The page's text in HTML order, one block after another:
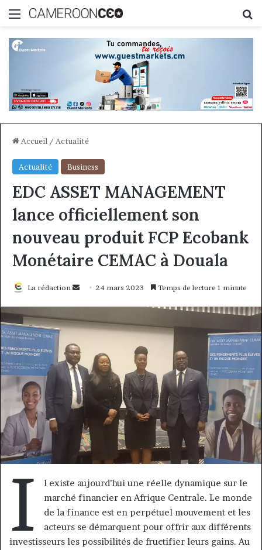
Menu
Accueil / Actualité
Actualité Business
EDC ASSET MANAGEMENT
lance officiellement son
nouveau produit FCP Ecobank
Monétaire CEMAC à Douala
La rédaction
Envoyer24 mars 2023 Temps de lecture 1 minute
I
l existe aujourd’hui une réelle dynamique sur le
marché financier en Afrique Centrale. Le monde
de la finance est en perpétuel mouvement et les
acteurs se démarquent pour offrir aux différents
investisseurs les possibilités de fructifier leurs gains. Au